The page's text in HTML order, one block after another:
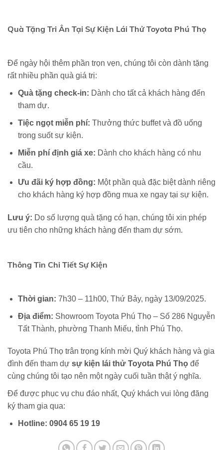
Quà Tặng Tri Ân Tại Sự Kiện Lái Thử Toyota Phú Thọ
Để ngày hội thêm phần trọn vẹn, chúng tôi còn dành tặng
rất nhiều phần quà giá trị:
Quà tặng check-in: Dành cho tất cả khách hàng đến
tham dự.
Tiệc ngọt miễn phí: Thưởng thức buffet và đồ uống
trong suốt sự kiện.
Miễn phí định giá xe: Dành cho khách hàng có nhu
cầu.
Ưu đãi ký hợp đồng: Một phần quà đặc biệt dành riêng
cho khách hàng ký hợp đồng mua xe ngay tại sự kiện.
Lưu ý: Do số lượng quà tặng có hạn, chúng tôi xin phép
ưu tiên cho những khách hàng đến tham dự sớm.
Thông Tin Chi Tiết Sự Kiện
Thời gian: 7h30 – 11h00, Thứ Bảy, ngày 13/09/2025.
Địa điểm: Showroom Toyota Phú Thọ – Số 286 Nguyễn
Tất Thành, phường Thanh Miếu, tỉnh Phú Thọ.
Toyota Phú Thọ trân trọng kính mời Quý khách hàng và gia
đình đến tham dự sự kiện lái thử Toyota Phú Thọ để
cùng chúng tôi tạo nên một ngày cuối tuần thật ý nghĩa.
Để được phục vụ chu đáo nhất, Quý khách vui lòng đăng
ký tham gia qua:
Hotline: 0904 65 19 19